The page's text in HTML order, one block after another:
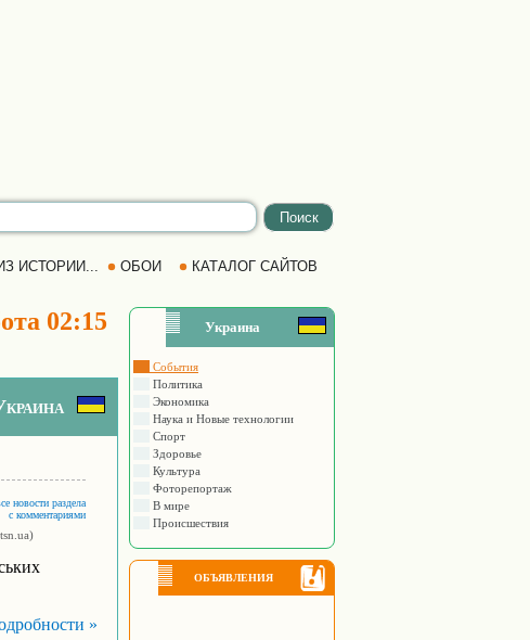
ИСТОРИИ... ОБОИ КАТАЛОГ САЙТОВ
02:15
новости раздела
с комментариями
»
Украина
События
Политика
Экономика
Наука и Новые технологии
Спорт
Здоровье
Культура
Фоторепортаж
В мире
Происшествия
ОБЪЯВЛЕНИЯ